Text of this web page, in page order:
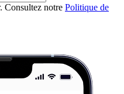
Consultez notre Politique de